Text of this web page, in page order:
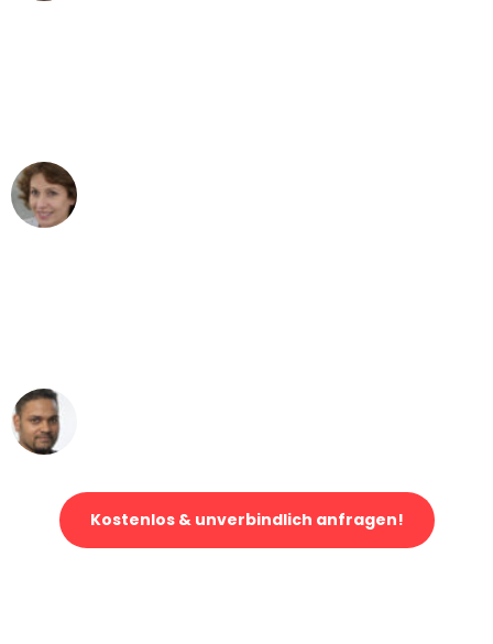
Kostenlos & unverbindlich anfragen!